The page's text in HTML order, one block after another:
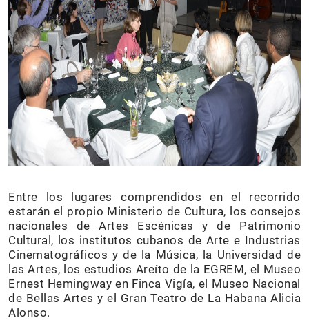
Entre los lugares comprendidos en el recorrido
estarán el propio Ministerio de Cultura, los consejos
nacionales de Artes Escénicas y de Patrimonio
Cultural, los institutos cubanos de Arte e Industrias
Cinematográficos y de la Música, la Universidad de
las Artes, los estudios Areíto de la EGREM, el Museo
Ernest Hemingway en Finca Vigía, el Museo Nacional
de Bellas Artes y el Gran Teatro de La Habana Alicia
Alonso.